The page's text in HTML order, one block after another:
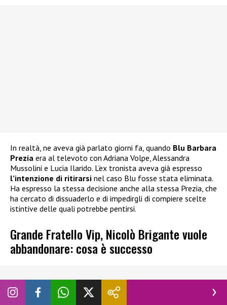
In realtà, ne aveva già parlato giorni fa, quando Blu Barbara
Prezia era al televoto con Adriana Volpe, Alessandra
Mussolini e Lucia Ilarido. L’ex tronista aveva già espresso
l’intenzione di ritirarsi nel caso Blu fosse stata eliminata.
Ha espresso la stessa decisione anche alla stessa Prezia, che
ha cercato di dissuaderlo e di impedirgli di compiere scelte
istintive delle quali potrebbe pentirsi.
Grande Fratello Vip, Nicolò Brigante vuole
abbandonare: cosa è successo